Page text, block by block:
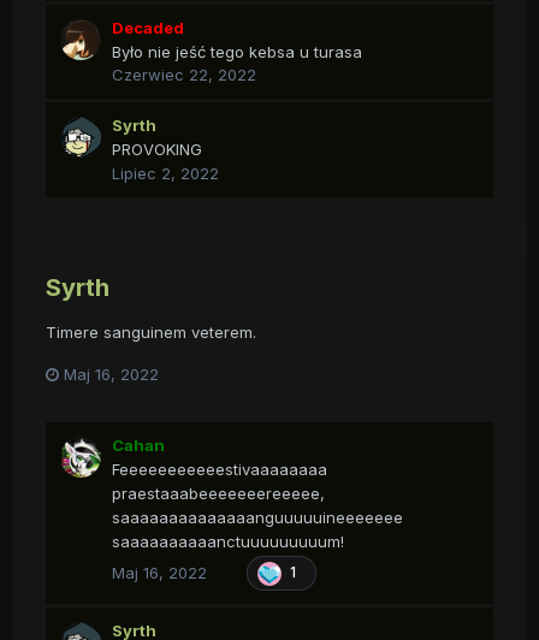
Decaded
Było nie jeść tego kebsa u turasa
Czerwiec 22, 2022
Syrth
PROVOKING
Lipiec 2, 2022
Syrth
Timere sanguinem veterem.
Maj 16, 2022
Cahan
Feeeeeeeeeeestivaaaaaaaa
praestaaabeeeeeeereeeee,
saaaaaaaaaaaaaanguuuuuineeeeeee
saaaaaaaaaanctuuuuuuuuum!
Maj 16, 2022
1
Syrth